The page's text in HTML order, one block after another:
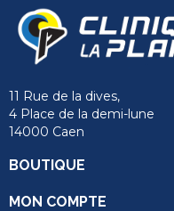
11 Rue de la dives,
4 Place de la demi-lune
14000 Caen
BOUTIQUE
MON COMPTE